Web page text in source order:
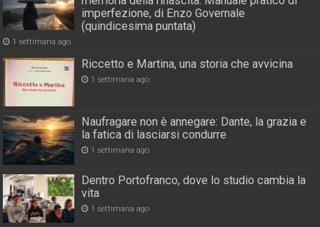
imperfezione, di Enzo Governale
(quindicesima puntata)
1 settimana ago
Riccetto e Martina, una storia che avvicina
1 settimana ago
Naufragare non è annegare: Dante, la grazia e
la fatica di lasciarsi condurre
1 settimana ago
Dentro Portofranco, dove lo studio cambia la
vita
1 settimana ago